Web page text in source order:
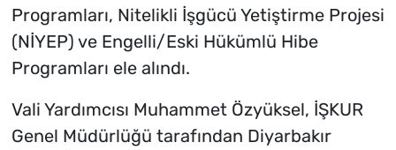
Programları, Nitelikli İşgücü Yetiştirme Projesi
(NİYEP) ve Engelli/Eski Hükümlü Hibe
Programları ele alındı.
Vali Yardımcısı Muhammet Özyüksel, İŞKUR
Genel Müdürlüğü tarafından Diyarbakır